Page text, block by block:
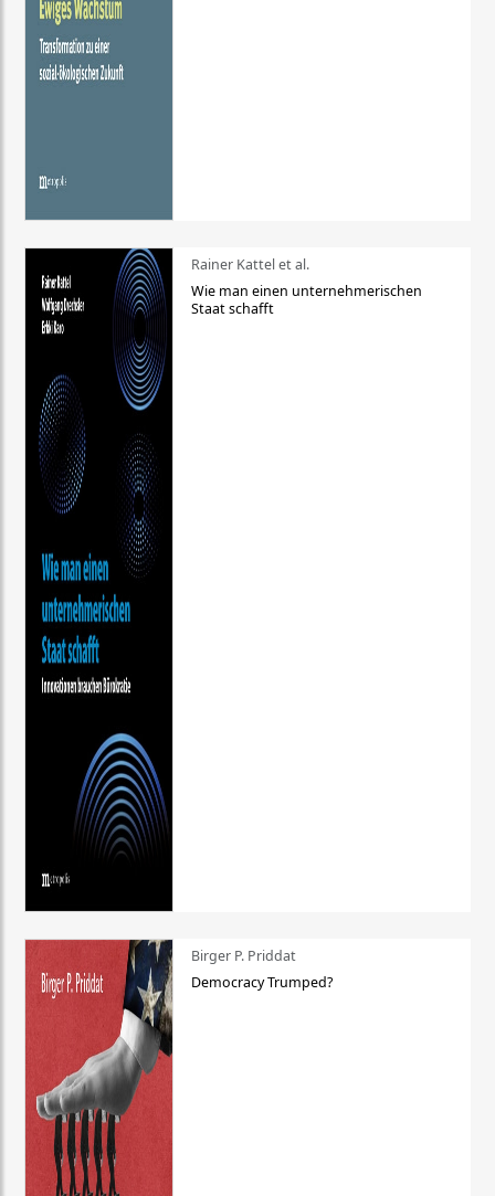
Rainer Kattel et al.
Wie man einen unternehmerischen
Staat schafft
Birger P. Priddat
Democracy Trumped?